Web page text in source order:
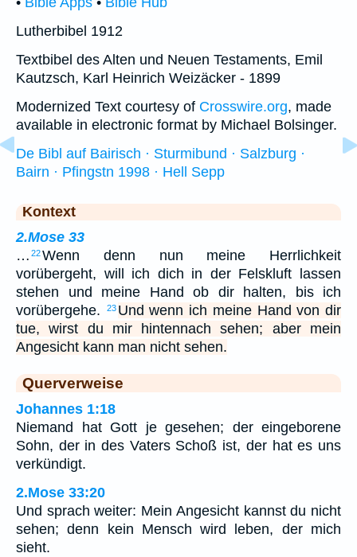
Lutherbibel 1912
Textbibel des Alten und Neuen Testaments, Emil
Kautzsch, Karl Heinrich Weizäcker - 1899
Modernized Text courtesy of Crosswire.org, made
available in electronic format by Michael Bolsinger.
De Bibl auf Bairisch · Sturmibund · Salzburg ·
Bairn · Pfingstn 1998 · Hell Sepp
Kontext
2.Mose 33
… 22Wenn denn nun meine Herrlichkeit
vorübergeht, will ich dich in der Felskluft lassen
stehen und meine Hand ob dir halten, bis ich
vorübergehe.
23 Und wenn ich meine Hand von dir
tue, wirst du mir hintennach sehen; aber mein
Angesicht kann man nicht sehen.
Querverweise
Johannes 1:18
Niemand hat Gott je gesehen; der eingeborene
Sohn, der in des Vaters Schoß ist, der hat es uns
verkündigt.
2.Mose 33:20
Und sprach weiter: Mein Angesicht kannst du nicht
sehen; denn kein Mensch wird leben, der mich
sieht.